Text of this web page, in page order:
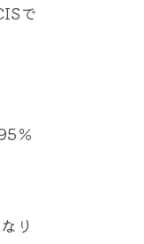
で
％
り